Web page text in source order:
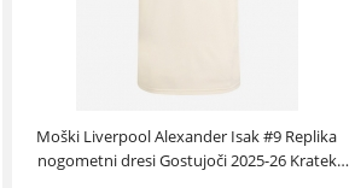
Moški Liverpool Alexander Isak #9 Replika
nogometni dresi Gostujoči 2025-26 Kratek